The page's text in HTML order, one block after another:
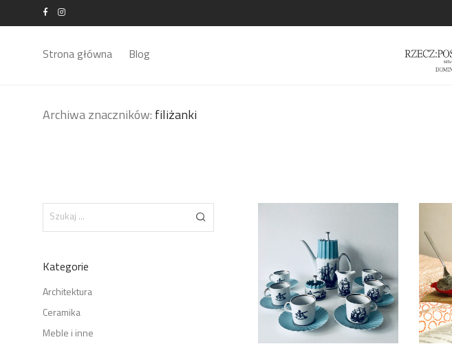
Strona główna Blog
Archiwa znaczników: filiżanki
Kategorie
Architektura
Ceramika
Meble i inne